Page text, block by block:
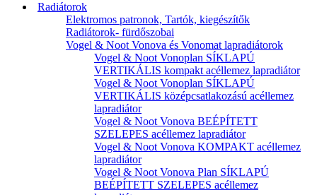
Radiátorok
Elektromos patronok, Tartók, kiegészítők
Radiátorok- fürdőszobai
Vogel & Noot Vonova és Vonomat lapradiátorok
Vogel & Noot Vonoplan SÍKLAPÚ
VERTIKÁLIS kompakt acéllemez lapradiátor
Vogel & Noot Vonoplan SÍKLAPÚ
VERTIKÁLIS középcsatlakozású acéllemez
lapradiátor
Vogel & Noot Vonova BEÉPÍTETT
SZELEPES acéllemez lapradiátor
Vogel & Noot Vonova KOMPAKT acéllemez
lapradiátor
Vogel & Noot Vonova Plan SÍKLAPÚ
BEÉPÍTETT SZELEPES acéllemez